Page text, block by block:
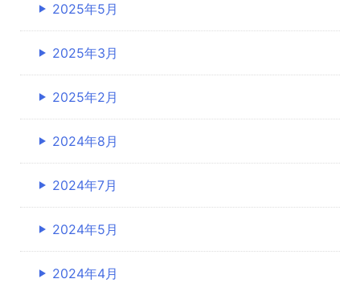
2025年5月
2025年3月
2025年2月
2024年8月
2024年7月
2024年5月
2024年4月